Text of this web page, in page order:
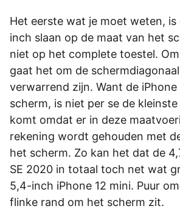
Het eerste wat je moet weten, is
inch slaan op de maat van het
niet op het complete toestel.
gaat het om de
verwarrend zijn. Want de
scherm, is niet per se de
komt omdat er in deze
rekening wordt gehouden met
het scherm. Zo kan het dat de
SE 2020 in totaal toch net wat
5,4-inch iPhone 12 mini. Puur
flinke rand om het scherm zit.